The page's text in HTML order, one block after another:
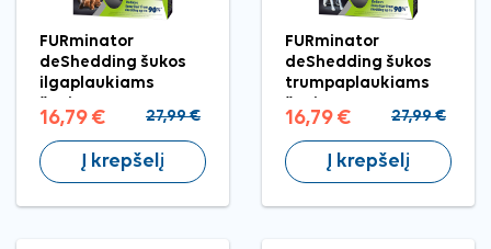
FURminator
deShedding šukos
ilgaplaukiams
16,79 € 27,99 €
Į krepšelį
FURminator
deShedding šukos
trumpaplaukiams
16,79 € 27,99 €
Į krepšelį